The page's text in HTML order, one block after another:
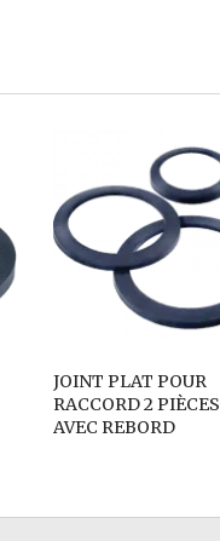
JOINT PLAT POUR
RACCORD 2 PIÈCES
AVEC REBORD